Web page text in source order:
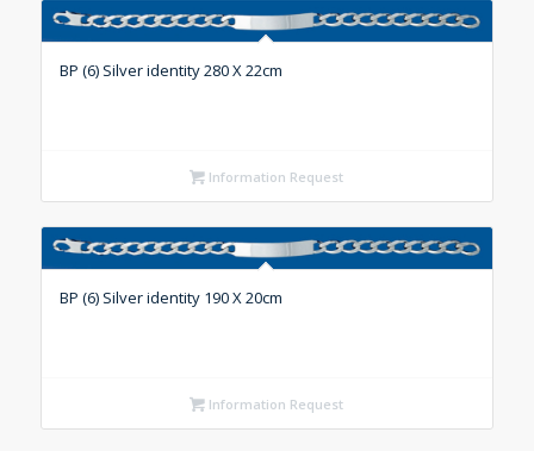
BP (6) Silver identity 280 X 22cm
Information Request
BP (6) Silver identity 190 X 20cm
Information Request